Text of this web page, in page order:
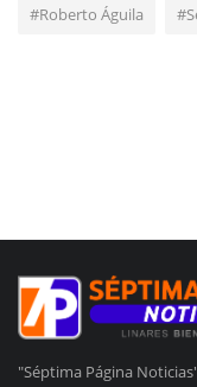
#Roberto Águila
"Séptima Página